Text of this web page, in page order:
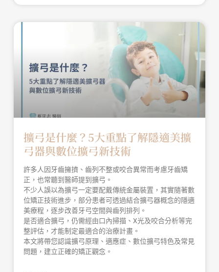
擴弓是什麼？5大重點了解隱適美擴
弓器與數位擴弓新技術
許多人因牙齒擁擠、齒列不整或咬合異常而考慮牙齒矯
正，也常聽到醫師提到擴弓。
不少人誤以為擴弓一定要配戴傳統金屬裝置，其實隨著數
位矯正技術進步，部分患者可透過結合擴弓器概念的隱適
美療程，逐步改善牙弓空間與齒列排列。
是否適合擴弓，仍需經由口內掃描、X光及咬合分析等完
整評估，才能制定最適合的治療計畫。
本文將帶您認識擴弓原理、適應症、數位擴弓特色及常見
問題，建立正確的矯正觀念。